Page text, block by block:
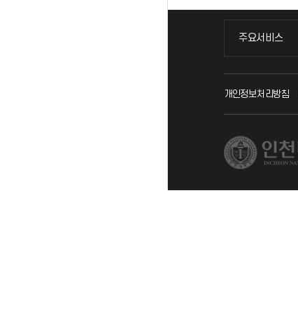
주요서비스
주요서비스
교무회의방송
시설예약
개인정보처리방침